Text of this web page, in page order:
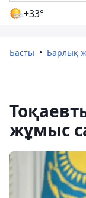
+33°
Басты Барлық
жұмыс